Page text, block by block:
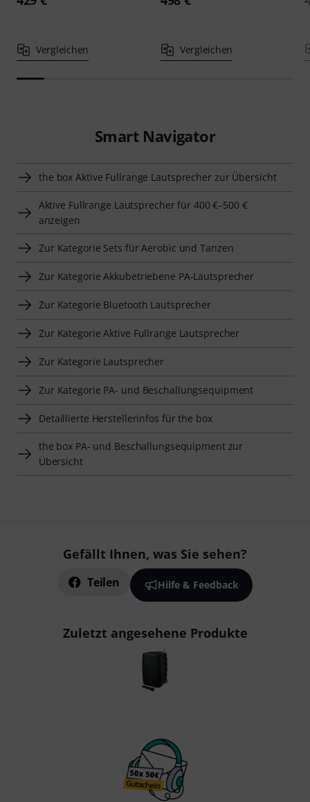
Vergleichen Vergleichen
Smart Navigator
the box Aktive Fullrange Lautsprecher zur Übersicht
Aktive Fullrange Lautsprecher für 400 €–500 €
anzeigen
Zur Kategorie Sets für Aerobic und Tanzen
Zur Kategorie Akkubetriebene PA-Lautsprecher
Zur Kategorie Bluetooth Lautsprecher
Zur Kategorie Aktive Fullrange Lautsprecher
Zur Kategorie Lautsprecher
Zur Kategorie PA- und Beschallungsequipment
Detaillierte Herstellerinfos für the box
the box PA- und Beschallungsequipment zur
Übersicht
Gefällt Ihnen, was Sie sehen?
Teilen Hilfe & Feedback
Zuletzt angesehene Produkte